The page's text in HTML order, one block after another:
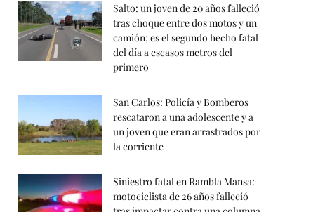
Salto: un joven de 20 años falleció
tras choque entre dos motos y un
camión; es el segundo hecho fatal
del día a escasos metros del
primero
San Carlos: Policía y Bomberos
rescataron a una adolescente y a
un joven que eran arrastrados por
la corriente
Siniestro fatal en Rambla Mansa:
motociclista de 26 años falleció